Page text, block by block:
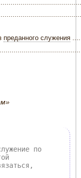
преданного служения
по